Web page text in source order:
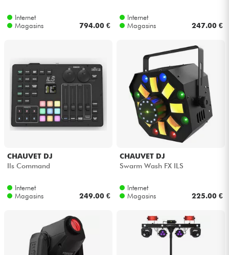
Internet
Magasins
794.00 €
Internet
Magasins
247.00 €
CHAUVET DJ
Ils Command
Internet
Magasins
249.00 €
CHAUVET DJ
Swarm Wash FX ILS
Internet
Magasins
225.00 €